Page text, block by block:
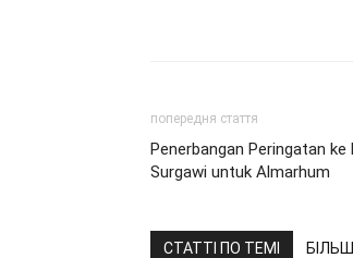
попередня стаття
Penerbangan Peringatan ke
Surgawi untuk Almarhum
СТАТТІ ПО ТЕМІ